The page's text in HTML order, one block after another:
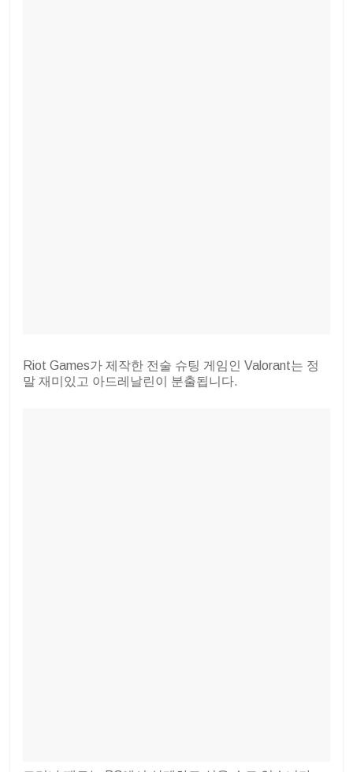
Riot Games가 제작한 전술 슈팅 게임인 Valorant는 정
말 재미있고 아드레날린이 분출됩니다.